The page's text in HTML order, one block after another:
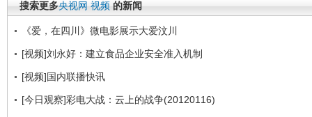
搜索更多央视网 视频 的新闻
《爱，在四川》微电影展示大爱汶川
[视频]刘永好：建立食品企业安全准入机制
[视频]国内联播快讯
[今日观察]彩电大战：云上的战争(20120116)